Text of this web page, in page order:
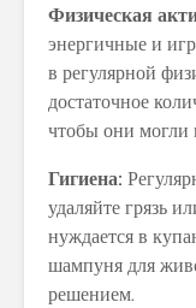
Физическая
энергичные и
в регулярной
достаточное
чтобы они могли
Гигиена:
удаляйте грязь
нуждается в
шампуня для
решением.